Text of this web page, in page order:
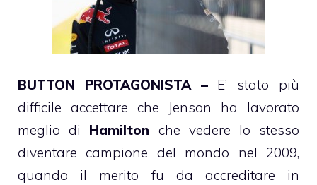
BUTTON PROTAGONISTA –E’ stato più
difficile accettare che Jenson ha lavorato
meglio di Hamilton che vedere lo stesso
diventare campione del mondo nel 2009,
quando il merito fu da accreditare in